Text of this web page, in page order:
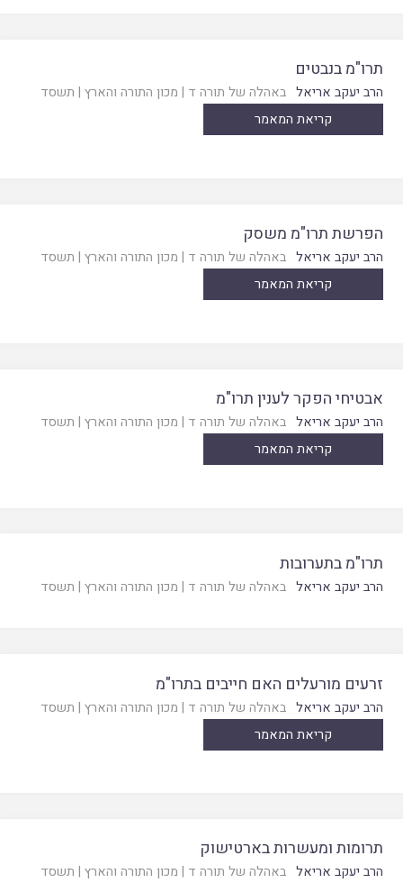
תרו"מ בנבטים
הרב יעקב אריאל באהלה של תורה ד | מכון התורה והארץ | תשסד
קריאת המאמר
הפרשת תרו"מ משסק
הרב יעקב אריאל באהלה של תורה ד | מכון התורה והארץ | תשסד
קריאת המאמר
אבטיחי הפקר לענין תרו"מ
הרב יעקב אריאל באהלה של תורה ד | מכון התורה והארץ | תשסד
קריאת המאמר
תרו"מ בתערובות
הרב יעקב אריאל באהלה של תורה ד | מכון התורה והארץ | תשסד
זרעים מורעלים האם חייבים בתרו"מ
הרב יעקב אריאל באהלה של תורה ד | מכון התורה והארץ | תשסד
קריאת המאמר
תרומות ומעשרות בארטישוק
הרב יעקב אריאל באהלה של תורה ד | מכון התורה והארץ | תשסד